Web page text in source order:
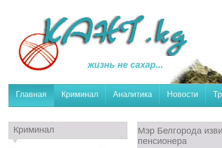
жизнь не сахар...
Главная Криминал Аналитика Новости
Мэр Белгорода
пенсионера
Криминал